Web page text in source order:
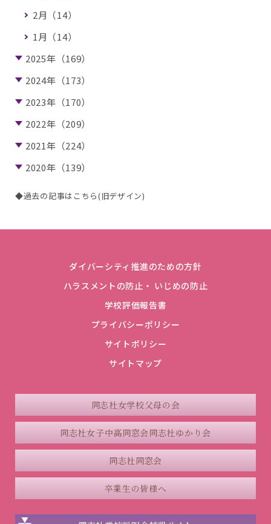
2月（14）
1月（14）
2025年（169）
2024年（173）
2023年（170）
2022年（209）
2021年（224）
2020年（139）
◆過去の記事はこちら(旧デザイン)
ダイバーシティ推進のための方針
ハラスメントの防止・ いじめの防止
学校評価報告書
プライバシーポリシー
サイトポリシー
サイトマップ
同志社女学校父母の会
同志社女子中高同窓会同志社ゆかり会
同志社同窓会
卒業生の皆様へ